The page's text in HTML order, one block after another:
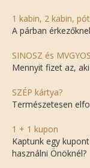
1 kabin, 2 kabin,
A párban
SINOSZ és
Mennyit fizet az,
SZÉP kártya?
Természetesen
1 + 1 kupon
Kaptunk egy
használni Önöknél?